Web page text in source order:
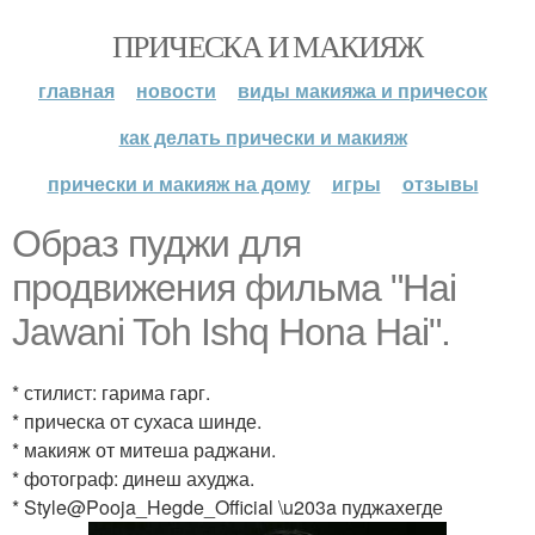
ПРИЧЕСКА И МАКИЯЖ
главная новости
виды макияжа и причесок
как делать прически и макияж
прически и макияж на дому
игры отзывы
Образ пуджи для
продвижения фильма "Hai
Jawani Toh Ishq Hona Hai".
* стилист: гарима гарг.
* прическа от сухаса шинде.
* макияж от митеша раджани.
* фотограф: динеш ахуджа.
* Style@Pooja_Hegde_Official \u203a пуджахегде